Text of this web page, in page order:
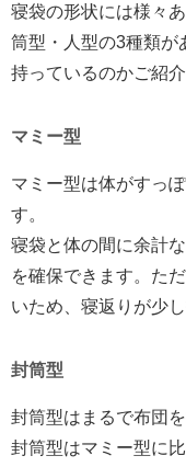
寝袋の形状には様々
筒型・人型の3種類が
持っているのかご紹介
マミー型
マミー型は体がすっ
す。
寝袋と体の間に余計
を確保できます。た
いため、寝返りが少
封筒型
封筒型はまるで布団
封筒型はマミー型に